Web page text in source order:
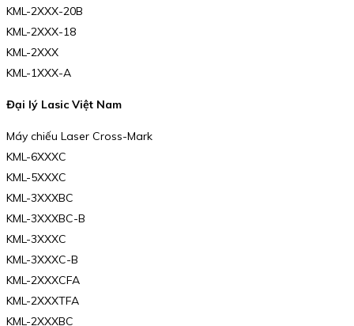
KML-2XXX-20B
KML-2XXX-18
KML-2XXX
KML-1XXX-A
Đại lý Lasic Việt Nam
Máy chiếu Laser Cross-Mark
KML-6XXXC
KML-5XXXC
KML-3XXXBC
KML-3XXXBC-B
KML-3XXXC
KML-3XXXC-B
KML-2XXXCFA
KML-2XXXTFA
KML-2XXXBC